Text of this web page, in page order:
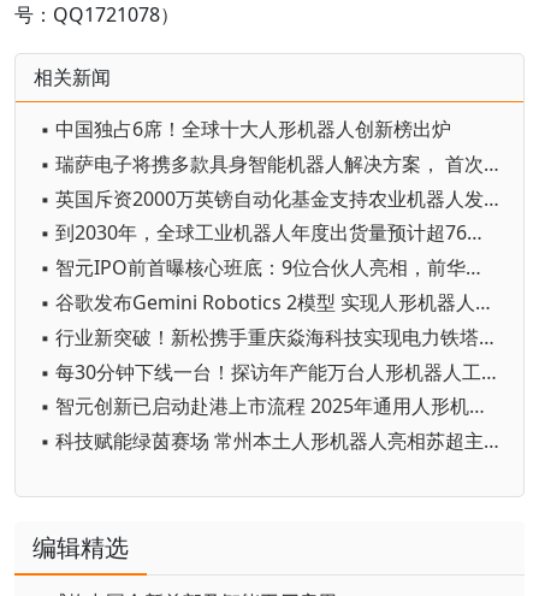
号：QQ1721078）
相关新闻
▪ 中国独占6席！全球十大人形机器人创新榜出炉
▪ 瑞萨电子将携多款具身智能机器人解决方案， 首次亮相2026中国具身智能机器人产业大会
▪ 英国斥资2000万英镑自动化基金支持农业机器人发展
▪ 到2030年，全球工业机器人年度出货量预计超76万台
▪ 智元IPO前首曝核心班底：9位合伙人亮相，前华为谷歌腾讯高管集结
▪ 谷歌发布Gemini Robotics 2模型 实现人形机器人全身智能控制突破
▪ 行业新突破！新松携手重庆焱海科技实现电力铁塔塔脚等级焊缝智能焊接
▪ 每30分钟下线一台！探访年产能万台人形机器人工厂
▪ 智元创新已启动赴港上市流程 2025年通用人形机器人出货量超5100台
▪ 科技赋能绿茵赛场 常州本土人形机器人亮相苏超主场
编辑精选